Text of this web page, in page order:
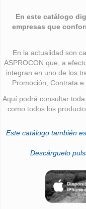
En este catálogo
empresas que
En la actualidad son
ASPROCON que, a
integran en uno de los
Promoción, Contrata
Aquí podrá consultar
como todos los
Este catálogo también
Descárguelo